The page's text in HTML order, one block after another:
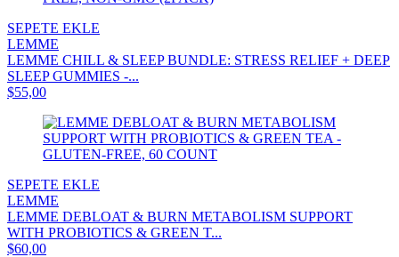
SEPETE EKLE
LEMME
LEMME CHILL & SLEEP BUNDLE: STRESS RELIEF + DEEP
SLEEP GUMMIES -...
$55,00
SEPETE EKLE
LEMME
LEMME DEBLOAT & BURN METABOLISM SUPPORT
WITH PROBIOTICS & GREEN T...
$60,00